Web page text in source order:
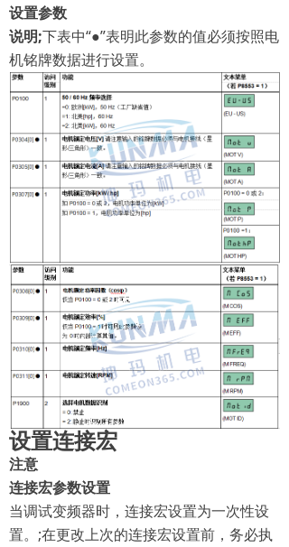
设置参数
说明;下表中“●”表明此参数的值必须按照电
机铭牌数据进行设置。
设置连接宏
注意
连接宏参数设置
当调试变频器时，连接宏设置为一次性设
置。;在更改上次的连接宏设置前，务必执